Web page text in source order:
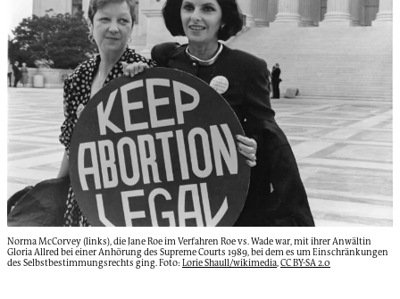
Norma McCorvey (links), die Jane Roe im Verfahren Roe vs. Wade war, mit ihrer Anwältin
Gloria Allred bei einer Anhörung des Supreme Courts 1989, bei dem es um Einschränkungen
des Selbstbestimmungsrechts ging. Foto:Lorie Shaull/wikimedia,CC BY-SA 2.0